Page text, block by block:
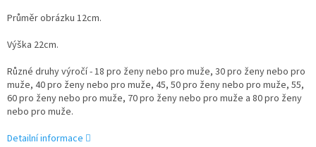
Průměr obrázku 12cm.
Výška 22cm.
Různé druhy výročí - 18 pro ženy nebo pro muže, 30 pro ženy nebo pro
muže, 40 pro ženy nebo pro muže, 45, 50 pro ženy nebo pro muže, 55,
60pro ženy nebo pro muže, 70 pro ženy nebo pro muže a 80 pro ženy
nebo pro muže.
Detailní informace